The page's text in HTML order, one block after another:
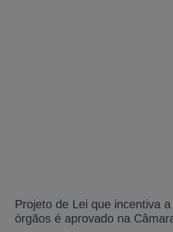
Projeto de Lei que incentiva
órgãos é aprovado na